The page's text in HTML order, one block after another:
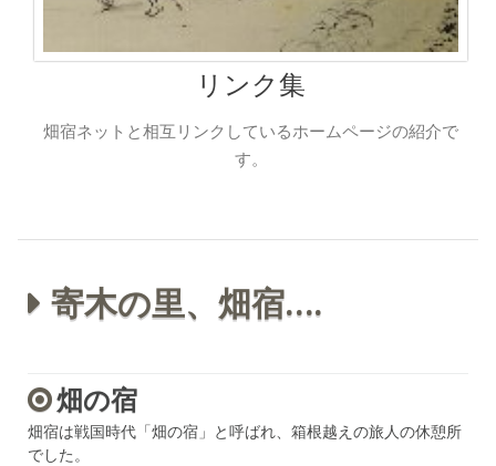
リンク集
畑宿ネットと相互リンクしているホームページの紹介で
す。
寄木の里、畑宿….
畑の宿
畑宿は戦国時代「畑の宿」と呼ばれ、箱根越えの旅人の休憩所
でした。